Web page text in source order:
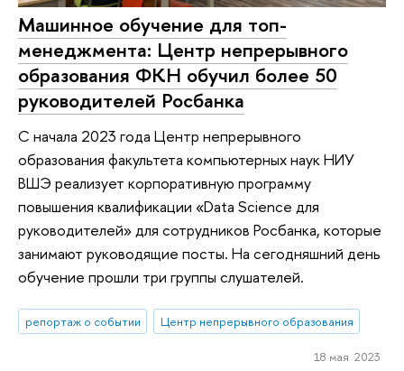
Машинное обучение для топ-
менеджмента: Центр непрерывного
образования ФКН обучил более 50
руководителей Росбанка
С начала 2023 года Центр непрерывного
образования факультета компьютерных наук НИУ
ВШЭ реализует корпоративную программу
повышения квалификации «Data Science для
руководителей» для сотрудников Росбанка, которые
занимают руководящие посты. На сегодняшний день
обучение прошли три группы слушателей.
репортаж о событии Центр непрерывного образования
18 мая 2023